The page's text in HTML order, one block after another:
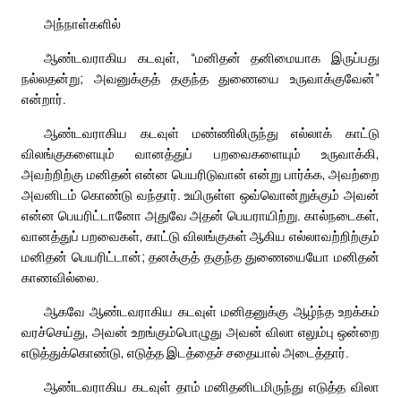
அந்நாள்களில்
ஆண்டவராகிய கடவுள், “மனிதன் தனிமையாக இருப்பது
நல்லதன்று; அவனுக்குத் தகுந்த துணையை உருவாக்குவேன்”
என்றார்.
ஆண்டவராகிய கடவுள் மண்ணிலிருந்து எல்லாக் காட்டு
விலங்குகளையும் வானத்துப் பறவைகளையும் உருவாக்கி,
அவற்றிற்கு மனிதன் என்ன பெயரிடுவான் என்று பார்க்க, அவற்றை
அவனிடம் கொண்டு வந்தார். உயிருள்ள ஒவ்வொன்றுக்கும் அவன்
என்ன பெயரிட்டானோ அதுவே அதன் பெயராயிற்று. கால்நடைகள்,
வானத்துப் பறவைகள், காட்டு விலங்குகள் ஆகிய எல்லாவற்றிற்கும்
மனிதன் பெயரிட்டான்; தனக்குத் தகுந்த துணையையோ மனிதன்
காணவில்லை.
ஆகவே ஆண்டவராகிய கடவுள் மனிதனுக்கு ஆழ்ந்த உறக்கம்
வரச்செய்து, அவன் உறங்கும்பொழுது அவன் விலா எலும்பு ஒன்றை
எடுத்துக்கொண்டு, எடுத்த இடத்தைச் சதையால் அடைத்தார்.
ஆண்டவராகிய கடவுள் தாம் மனிதனிடமிருந்து எடுத்த விலா